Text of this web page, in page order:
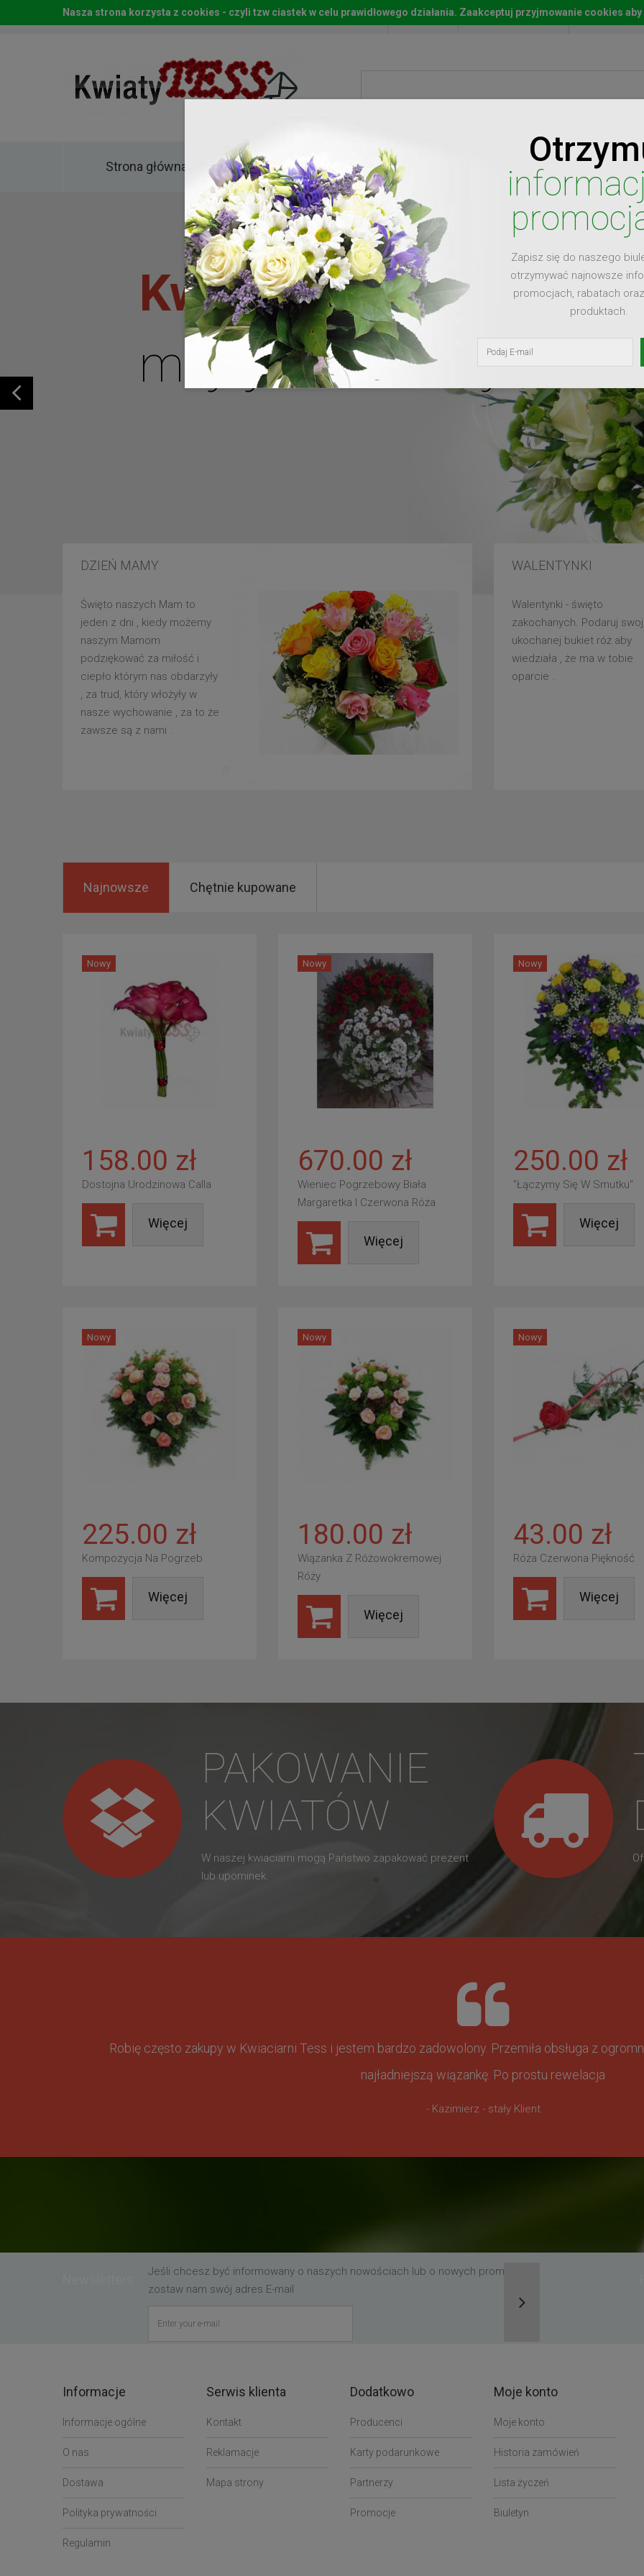
Start Moje konto Lista
Strona główna Kwiaty
Kwiaty dla
mojej ukochanej
DZIEŃ MAMY
Święto naszych Mam to
jeden z dni , kiedy możemy
naszym Mamom
podziękować za miłość i
ciepło którym nas obdarzyły
, za trud, który włożyły w
nasze wychowanie , za to że
zawsze są z nami .
WALENTYNKI
Walentynki - święto
zakochanych. Podaruj
ukochanej bukiet róż aby
wiedziała , że ma w tobie
oparcie .
Zapisz się do naszego
otrzymywać najnowsze
promocjach, rabatach
produktach.
Najnowsze Chętnie kupowane
Nowy
158.00 zł
Dostojna Urodzinowa Calla
Więcej
Nowy
670.00 zł
Wieniec Pogrzebowy Biała
Margaretka I Czerwona Róża
Więcej
Nowy
250.00 zł
"Łączymy Się W Smutku"
Więcej
Nowy
225.00 zł
Kompozycja Na Pogrzeb
Więcej
Nowy
180.00 zł
Wiązanka Z Różowokremowej
Róży
Więcej
Nowy
43.00 zł
Róża Czerwona Piękność
Więcej
PAKOWANIE
KWIATÓW
W naszej kwiaciarni mogą Państwo zapakować prezent
lub upominek.
Robię często zakupy w Kwiaciarni Tess i jestem bardzo zadowolony. Przemiła obsługa z
najładniejszą wiązankę. Po prostu rewelacja
- Kazimierz - stały Klient
Jeśli chcesz być informowany o naszych nowościach lub o nowych promocjach,
zostaw nam swój adres E-mail
Nasza strona korzysta z cookies - czyli tzw ciastek w celu prawidłowego działania. Zaakceptuj przyjmowanie cookies
Informacje
Informacje ogólne
O nas
Dostawa
Polityka prywatności
Regulamin
Serwis klienta
Kontakt
Reklamacje
Mapa strony
Dodatkowo
Producenci
Karty podarunkowe
Partnerzy
Promocje
Moje konto
Moje konto
Historia zamówień
Lista życzeń
Biuletyn